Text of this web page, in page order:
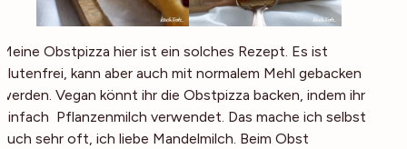
Meine Obstpizza hier ist ein solches Rezept. Es ist
glutenfrei, kann aber auch mit normalem Mehl gebacken
werden. Vegan könnt ihr die Obstpizza backen, indem ihr
einfach Pflanzenmilch verwendet. Das mache ich selbst
auch sehr oft, ich liebe Mandelmilch. Beim Obst